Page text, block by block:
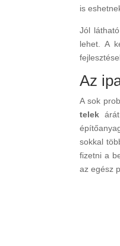
is
Jól
lehet. A
Az
A sok
telek
sokkal
fizetni a
az egész